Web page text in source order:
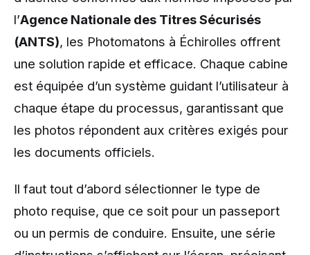
l’Agence Nationale des Titres Sécurisés
(ANTS), les Photomatons à Échirolles offrent
une solution rapide et efficace. Chaque cabine
est équipée d’un système guidant l’utilisateur à
chaque étape du processus, garantissant que
les photos répondent aux critères exigés pour
les documents officiels.
Il faut tout d’abord sélectionner le type de
photo requise, que ce soit pour un passeport
ou un permis de conduire. Ensuite, une série